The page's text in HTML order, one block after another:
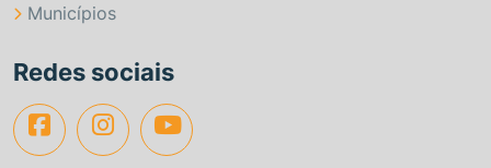
Municípios
Redes sociais